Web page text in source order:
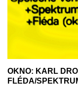
OKNO: KARL
FLÉDA/